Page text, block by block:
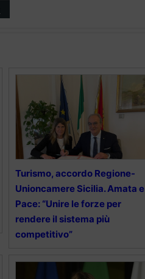
Turismo, accordo Regione-
Unioncamere Sicilia. Amata e
Pace: “Unire le forze per
rendere il sistema più
competitivo”